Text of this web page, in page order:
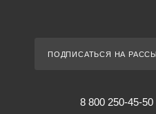
ПОДПИСАТЬСЯ НА
8 800 250-45-50